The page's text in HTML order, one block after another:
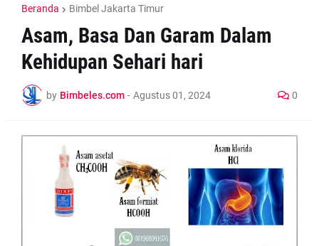
Beranda Bimbel Jakarta Timur
Asam, Basa Dan Garam Dalam
Kehidupan Sehari hari
by Bimbeles.com - Agustus 01, 2024 0